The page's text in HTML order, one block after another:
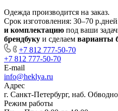
Одежда производится на заказ.
Срок изготовления: 30–70 р.дней
и комплектацию под ваши
брендбуку и сделаем варианты
+7 812 777-50-70
+7 812 777-50-70
E-mail
info@heklya.ru
Адрес
г. Санкт-Петербург, наб.
Режим работы